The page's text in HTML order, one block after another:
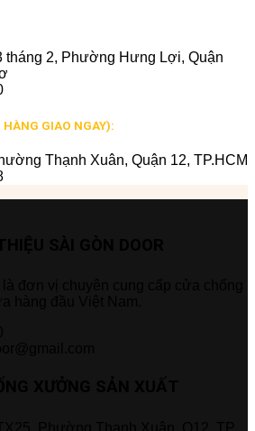
2, Phường Hưng Lợi, Quận
HÀNG GIAO NGAY):
Thạnh Xuân, Quận 12, TP.HCM